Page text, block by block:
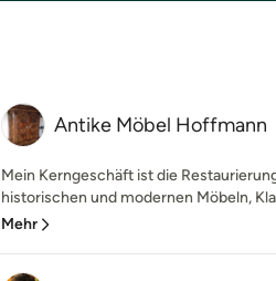
Antike Möbel Hoffmann
Mein Kerngeschäft ist die
historischen und modernen Möbeln,
Mehr